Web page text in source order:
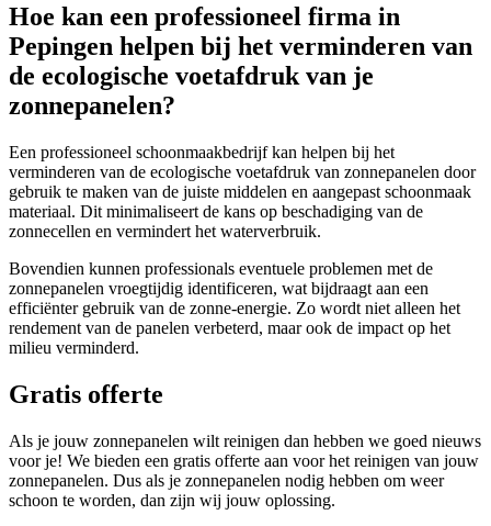
Hoe kan een professioneel firma in
Pepingen helpen bij het verminderen van
de ecologische voetafdruk van je
zonnepanelen?
Een professioneel schoonmaakbedrijf kan helpen bij het
verminderen van de ecologische voetafdruk van zonnepanelen door
gebruik te maken van de juiste middelen en aangepast schoonmaak
materiaal. Dit minimaliseert de kans op beschadiging van de
zonnecellen en vermindert het waterverbruik.
Bovendien kunnen professionals eventuele problemen met de
zonnepanelen vroegtijdig identificeren, wat bijdraagt aan een
efficiënter gebruik van de zonne-energie. Zo wordt niet alleen het
rendement van de panelen verbeterd, maar ook de impact op het
milieu verminderd.
Gratis offerte
Als je jouw zonnepanelen wilt reinigen dan hebben we goed nieuws
voor je! We bieden een gratis offerte aan voor het reinigen van jouw
zonnepanelen. Dus als je zonnepanelen nodig hebben om weer
schoon te worden, dan zijn wij jouw oplossing.